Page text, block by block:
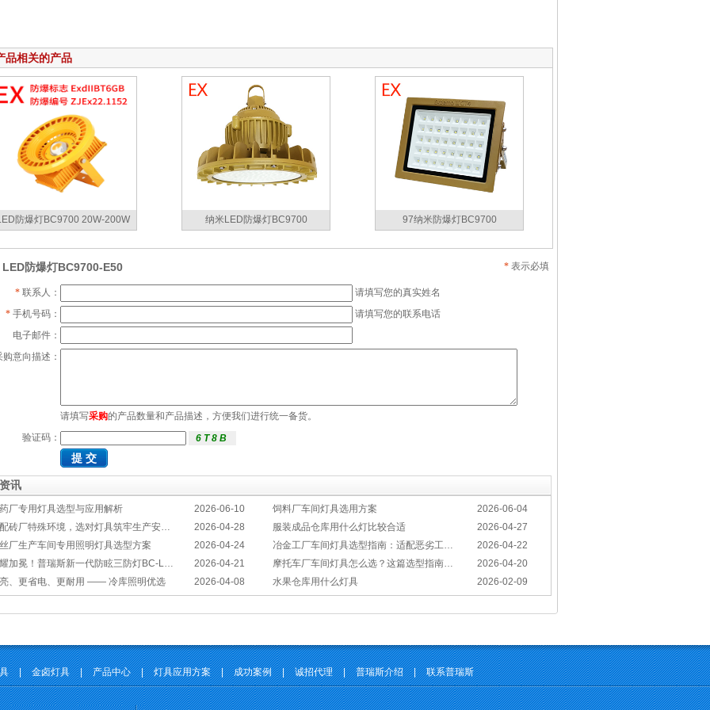
品相关的产品
防爆灯BC9700 20W-200W 纳米LED防爆灯BC9700 97纳米防爆灯BC9700
* 表示必填
LED防爆灯BC9700-E50
* 联系人：
请填写您的真实姓名
* 手机号码：
请填写您的联系电话
电子邮件：
购意向描述：
请填写采购的产品数量和产品描述，方便我们进行统一备货。
验证码：
讯
2026-06-10
厂专用灯具选型与应用解析 2026-06-04
饲料厂车间灯具选用方案
2026-04-28
砖厂特殊环境，选对灯具筑牢生产安全线 2026-04-27
服装成品仓库用什么灯比较合适
2026-04-24
厂生产车间专用照明灯具选型方案 2026-04-22
冶金工厂车间灯具选型指南：适配恶劣工况，筑牢安全照明防线
2026-04-21
加冕！普瑞斯新一代防眩三防灯BC-L斩获2026阿拉丁神灯奖 2026-04-20
摩托车厂车间灯具怎么选？这篇选型指南，帮你避坑又节能
2026-04-08
、更省电、更耐用 —— 冷库照明优选 2026-02-09
水果仓库用什么灯具
| 金卤灯具 | 产品中心 | 灯具应用方案 | 成功案例 | 诚招代理 | 普瑞斯介绍 | 联系普瑞斯